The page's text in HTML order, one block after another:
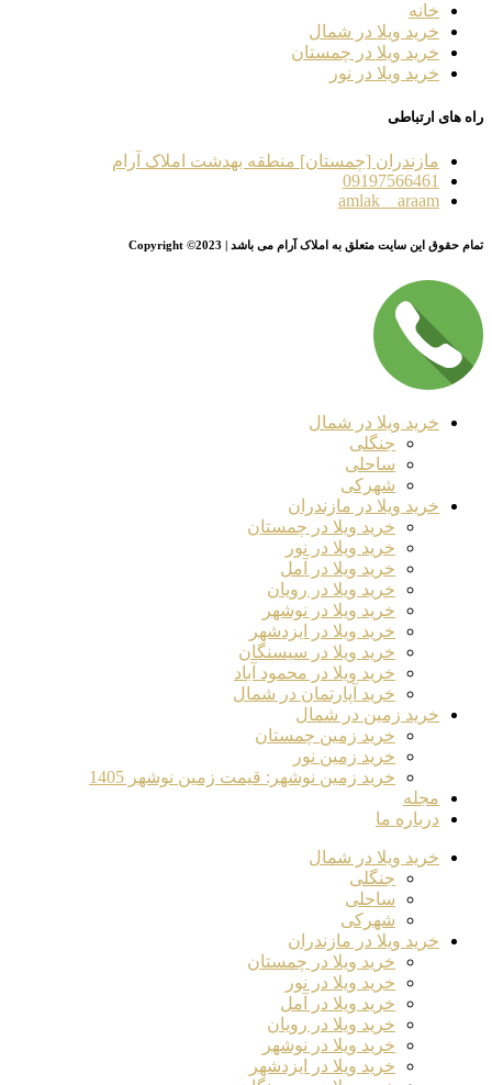
خانه
خرید ویلا در شمال
خرید ویلا در چمستان
خرید ویلا در نور
راه های ارتباطی
مازندران [چمستان] منطقه بهدشت املاک آرام
09197566461
amlak__araam
تمام حقوق این سایت متعلق به املاک آرام می باشد | Copyright ©2023
خرید ویلا در شمال
جنگلی
ساحلی
شهرکی
خرید ویلا در مازندران
خرید ویلا در چمستان
خرید ویلا در نور
خرید ویلا در آمل
خرید ویلا در رویان
خرید ویلا در نوشهر
خرید ویلا در ایزدشهر
خرید ویلا در سیسنگان
خرید ویلا در محمود آباد
خرید آپارتمان در شمال
خرید زمین در شمال
خرید زمین چمستان
خرید زمین نور
خرید زمین نوشهر: قیمت زمین نوشهر 1405
مجله
درباره ما
خرید ویلا در شمال
جنگلی
ساحلی
شهرکی
خرید ویلا در مازندران
خرید ویلا در چمستان
خرید ویلا در نور
خرید ویلا در آمل
خرید ویلا در رویان
خرید ویلا در نوشهر
خرید ویلا در ایزدشهر